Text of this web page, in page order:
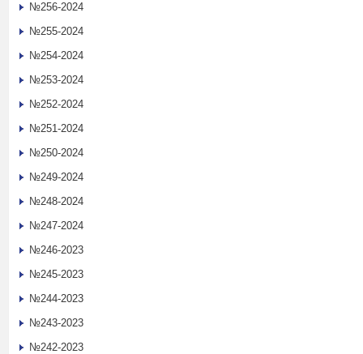
№256-2024
№255-2024
№254-2024
№253-2024
№252-2024
№251-2024
№250-2024
№249-2024
№248-2024
№247-2024
№246-2023
№245-2023
№244-2023
№243-2023
№242-2023